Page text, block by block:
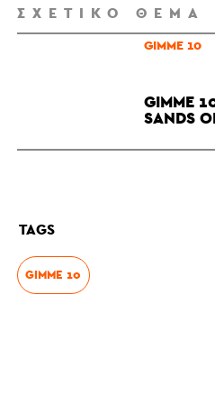
ΣΧΕΤΙΚΌ ΘΈΜΑ
GIMME 10
GIMME
SANDS
TAGS
GIMME 10